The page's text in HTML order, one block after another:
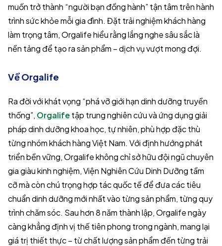
muốn trở thành “người bạn đồng hành” tận tâm trên hành
trình sức khỏe mỗi gia đình. Đặt trải nghiệm khách hàng
làm trọng tâm, Orgalife hiểu rằng lắng nghe sâu sắc là
nền tảng để tạo ra sản phẩm – dịch vụ vượt mong đợi.
Về Orgalife
Ra đời với khát vọng “phá vỡ giới hạn dinh dưỡng truyền
thống”, Orgalifetập trung nghiên cứu và ứng dụng giải
pháp dinh dưỡng khoa học, tự nhiên, phù hợp đặc thù
từng nhóm khách hàng Việt Nam. Với định hướng phát
triển bền vững, Orgalife không chỉ sở hữu đội ngũ chuyên
gia giàu kinh nghiệm, Viện Nghiên Cứu Dinh Dưỡng tầm
cỡ mà còn chú trọng hợp tác quốc tế để đưa các tiêu
chuẩn dinh dưỡng mới nhất vào từng sản phẩm, từng quy
trình chăm sóc. Sau hơn 8 năm thành lập, Orgalife ngày
càng khẳng định vị thế tiên phong trong ngành, mang lại
giá trị thiết thực – từ chất lượng sản phẩm đến từng trải